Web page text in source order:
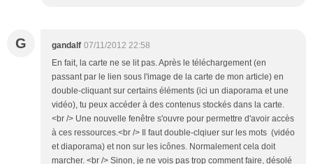
G gandalf 07/11/2012 22:58
En fait, la carte ne se lit pas. Après le téléchargement (en
passant par le lien sous l'image de la carte de mon article) en
double-cliquant sur certains éléments (ici un diaporama et une
vidéo), tu peux accéder à des contenus stockés dans la carte.
<br /> Une nouvelle fenêtre s'ouvre pour permettre d'avoir accès
à ces ressources.<br /> Il faut double-clqiuer sur les mots (vidéo
et diaporama) et non sur les icônes. Normalement cela doit
marcher. <br /> Sinon, je ne vois pas trop comment faire, désolé